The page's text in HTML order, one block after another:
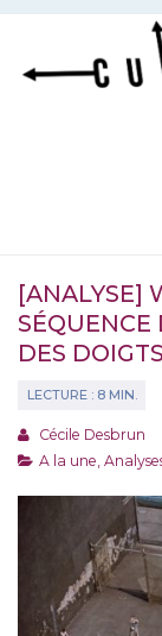
Aller
contenu
[ANALYSE]
SÉQUENCE
DES
Cécile Desbrun
A la une